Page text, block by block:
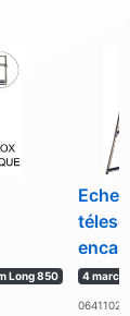
Long 850 4